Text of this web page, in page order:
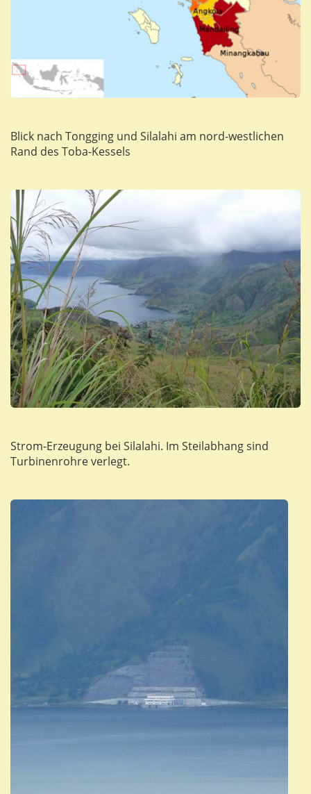
Blick nach Tongging und Silalahi am nord-westlichen
Rand des Toba-Kessels
Strom-Erzeugung bei Silalahi. Im Steilabhang sind
Turbinenrohre verlegt.